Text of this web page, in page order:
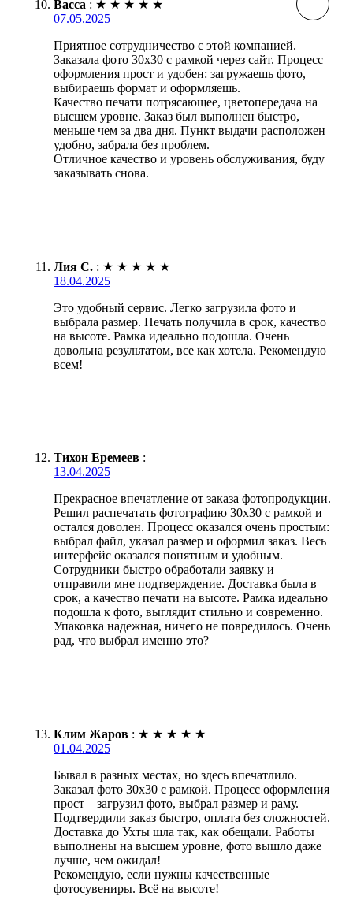
Васса : ★ ★ ★ ★ ★
07.05.2025
Приятное сотрудничество с этой компанией.
Заказала фото 30х30 с рамкой через сайт. Процесс
оформления прост и удобен: загружаешь фото,
выбираешь формат и оформляешь.
Качество печати потрясающее, цветопередача на
высшем уровне. Заказ был выполнен быстро,
меньше чем за два дня. Пункт выдачи расположен
удобно, забрала без проблем.
Отличное качество и уровень обслуживания, буду
заказывать снова.
Лия С. : ★ ★ ★ ★ ★
18.04.2025
Это удобный сервис. Легко загрузила фото и
выбрала размер. Печать получила в срок, качество
на высоте. Рамка идеально подошла. Очень
довольна результатом, все как хотела. Рекомендую
всем!
Тихон Еремеев :
13.04.2025
Прекрасное впечатление от заказа фотопродукции.
Решил распечатать фотографию 30х30 с рамкой и
остался доволен. Процесс оказался очень простым:
выбрал файл, указал размер и оформил заказ. Весь
интерфейс оказался понятным и удобным.
Сотрудники быстро обработали заявку и
отправили мне подтверждение. Доставка была в
срок, а качество печати на высоте. Рамка идеально
подошла к фото, выглядит стильно и современно.
Упаковка надежная, ничего не повредилось. Очень
рад, что выбрал именно это?
Клим Жаров : ★ ★ ★ ★ ★
01.04.2025
Бывал в разных местах, но здесь впечатлило.
Заказал фото 30х30 с рамкой. Процесс оформления
прост – загрузил фото, выбрал размер и раму.
Подтвердили заказ быстро, оплата без сложностей.
Доставка до Ухты шла так, как обещали. Работы
выполнены на высшем уровне, фото вышло даже
лучше, чем ожидал!
Рекомендую, если нужны качественные
фотосувениры. Всё на высоте!